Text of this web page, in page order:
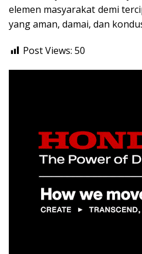
elemen masyarakat demi
yang aman, damai, dan
Post Views: 50